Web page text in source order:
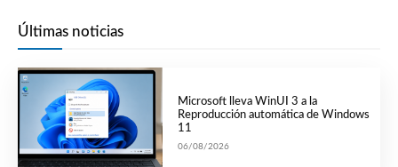
Últimas noticias
Microsoft lleva WinUI 3 a la
Reproducción automática de Windows
11
06/08/2026